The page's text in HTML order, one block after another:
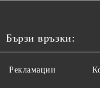
Бързи връзки:
Рекламации